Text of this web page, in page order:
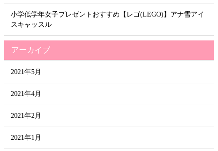
小学低学年女子プレゼントおすすめ【レゴ(LEGO)】アナ雪アイ
スキャッスル
アーカイブ
2021年5月
2021年4月
2021年2月
2021年1月